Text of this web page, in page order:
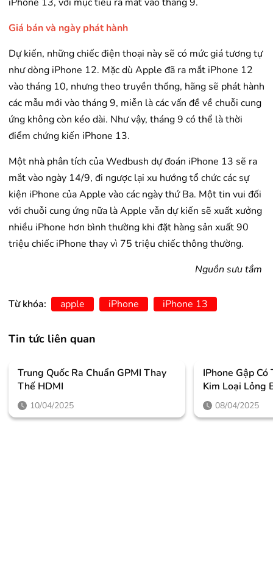
Giá bán và ngày phát hành
Dự kiến, những chiếc điện thoại này sẽ có mức giá tương tự
như dòng iPhone 12. Mặc dù Apple đã ra mắt iPhone 12
vào tháng 10, nhưng theo truyền thống, hãng sẽ phát hành
các mẫu mới vào tháng 9, miễn là các vấn đề về chuỗi cung
ứng không còn kéo dài. Như vậy, tháng 9 có thể là thời
điểm chứng kiến iPhone 13.
Một nhà phân tích của Wedbush dự đoán iPhone 13 sẽ ra
mắt vào ngày 14/9, đi ngược lại xu hướng tổ chức các sự
kiện iPhone của Apple vào các ngày thứ Ba. Một tin vui đối
với chuỗi cung ứng nữa là Apple vẫn dự kiến ​​sẽ xuất xưởng
nhiều iPhone hơn bình thường khi đặt hàng sản xuất 90
triệu chiếc iPhone thay vì 75 triệu chiếc thông thường.
Nguồn sưu tầm
Từ khóa: apple iPhone iPhone 13
Tin tức liên quan
Trung Quốc Ra Chuẩn GPMI Thay
Thế HDMI
10/04/2025
IPhone Gập
Kim Loại Lỏng
08/04/2025